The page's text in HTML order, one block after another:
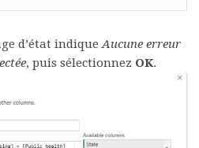
d’état indiqueAucune erreur
, puis sélectionnez OK.